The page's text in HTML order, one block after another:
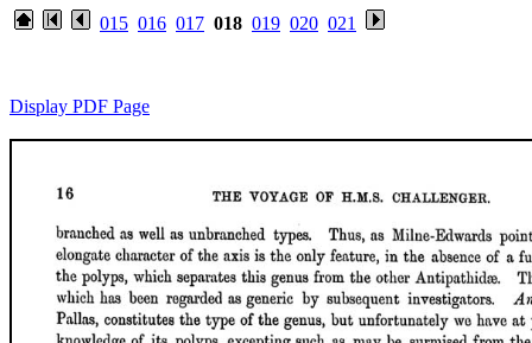
015 016 017 018 019 020 021
Display PDF Page